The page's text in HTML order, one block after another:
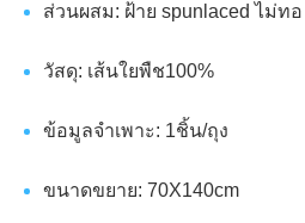
ส่วนผสม: ฝ้าย spunlaced ไม่ทอ
วัสดุ: เส้นใยพืช100%
ข้อมูลจำเพาะ: 1ชิ้น/ถุง
ขนาดขยาย: 70X140cm